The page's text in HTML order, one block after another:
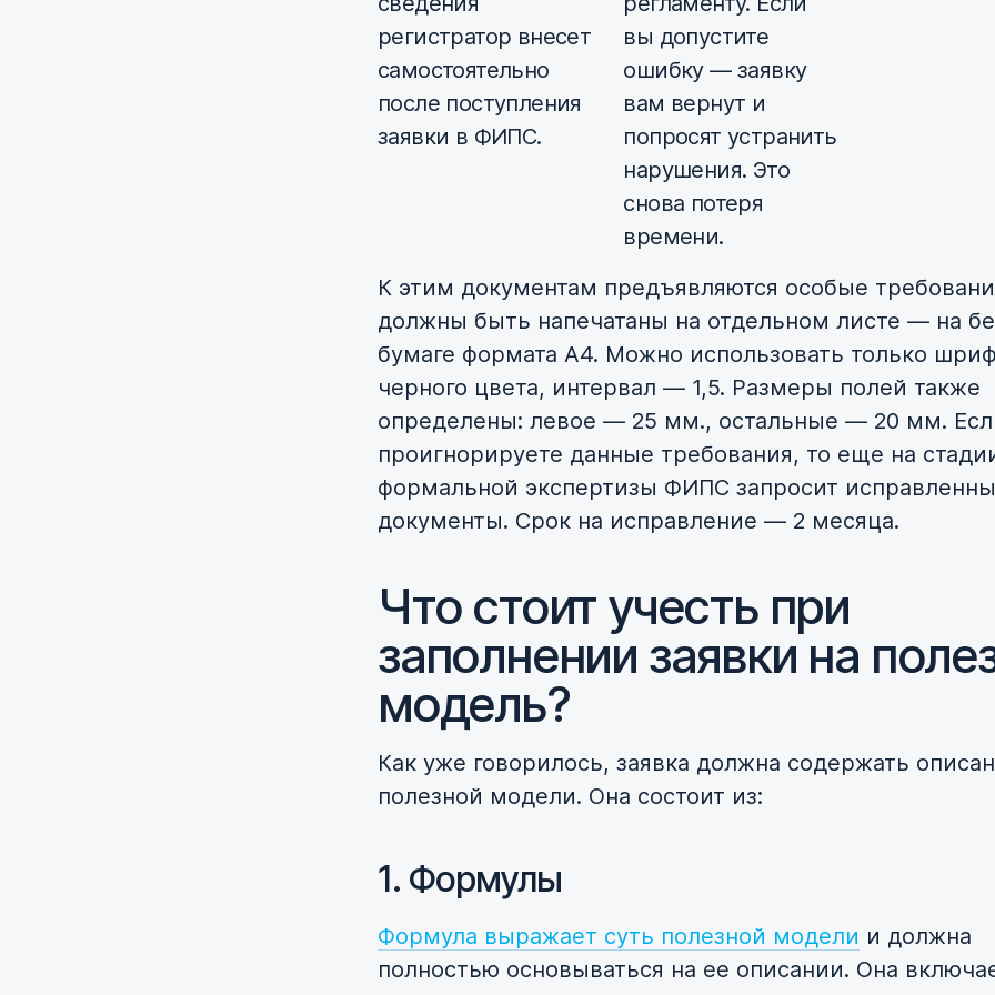
регистратор внесет
самостоятельно
после поступления
заявки в ФИПС.
вы допустите
ошибку — заявку
вам вернут и
попросят устранить
нарушения. Это
снова потеря
времени.
К этим документам предъявляются особые
должны быть напечатаны на отдельном листе — на
бумаге формата А4. Можно использовать только
черного цвета, интервал — 1,5. Размеры полей также
определены: левое — 25 мм., остальные — 20 мм.
проигнорируете данные требования, то еще на
формальной экспертизы ФИПС запросит
документы. Срок на исправление — 2 месяца.
Что стоит учесть при
заполнении заявки на
модель?
Как уже говорилось, заявка должна содержать
полезной модели. Она состоит из:
1. Формулы
Формула выражает суть полезной модели и должна
полностью основываться на ее описании. Она